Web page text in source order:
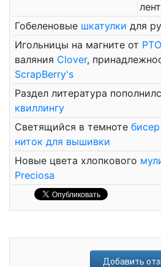
Гобеленовые шкатулки для
Игольницы на магните от РТО
валяния Clover,
ScrapBerry's
Раздел литература
квиллингу
Светящийся в темноте
ниток для вышивки
Новые цвета хлопкового
Preciosa
Добавить